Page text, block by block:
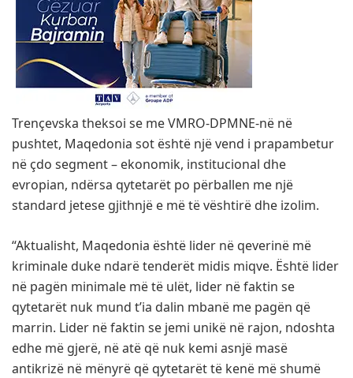
Trençevska theksoi se me VMRO-DPMNE-në në
pushtet, Maqedonia sot është një vend i prapambetur
në çdo segment – ekonomik, institucional dhe
evropian, ndërsa qytetarët po përballen me një
standard jetese gjithnjë e më të vështirë dhe izolim.
“Aktualisht, Maqedonia është lider në qeverinë më
kriminale duke ndarë tenderët midis miqve. Është lider
në pagën minimale më të ulët, lider në faktin se
qytetarët nuk mund t’ia dalin mbanë me pagën që
marrin. Lider në faktin se jemi unikë në rajon, ndoshta
edhe më gjerë, në atë që nuk kemi asnjë masë
antikrizë në mënyrë që qytetarët të kenë më shumë